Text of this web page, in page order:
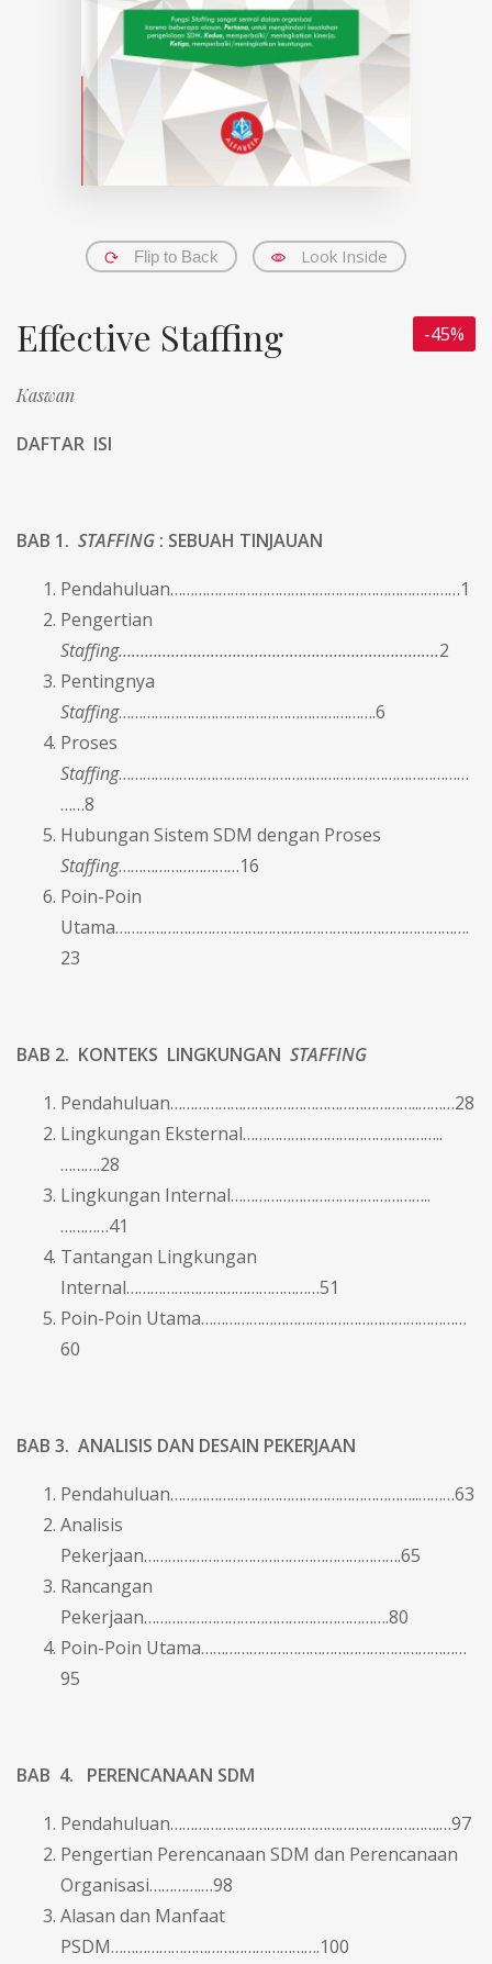
Flip to Back Look Inside
-45%
Effective Staffing
Kaswan
DAFTAR ISI
BAB 1. STAFFING : SEBUAH TINJAUAN
Pendahuluan………………………………………………………………1
Pengertian
Staffing……………………………………………………………….2
Pentingnya
Staffing……………………………………………………….6
Proses
Staffing……………………………………………………………………………
……8
Hubungan Sistem SDM dengan Proses
Staffing…………………………16
Poin-Poin
Utama…………………………………………………………………………….
23
BAB 2. KONTEKS LINGKUNGAN STAFFING
Pendahuluan……………………………………………………..………28
Lingkungan Eksternal…………………………………………..
……….28
Lingkungan Internal…………………………………………..
…………41
Tantangan Lingkungan
Internal…………………………………………51
Poin-Poin Utama…………………………………………………………
60
BAB 3. ANALISIS DAN DESAIN PEKERJAAN
Pendahuluan……………………………………………………..………63
Analisis
Pekerjaan……………………………………………………….65
Rancangan
Pekerjaan…………………………………………………….80
Poin-Poin Utama…………………………………………………………
95
BAB 4. PERENCANAAN SDM
Pendahuluan………………………………………………………….…97
Pengertian Perencanaan SDM dan Perencanaan
Organisasi………….…98
Alasan dan Manfaat
PSDM…………………………………………….100